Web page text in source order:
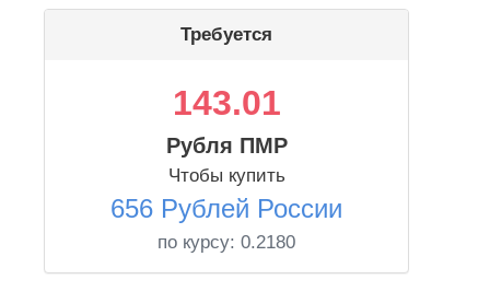
Требуется
143.01
Рубля ПМР
Чтобы купить
656 Рублей России
по курсу: 0.2180